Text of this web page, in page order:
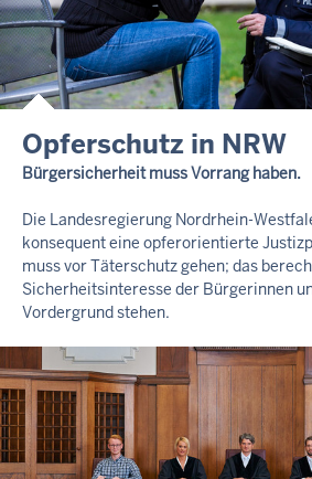
Opferschutz in NRW
Bürgersicherheit muss Vorrang haben.
Die Landesregierung Nordrhein-
konsequent eine opferorientierte
muss vor Täterschutz gehen; das
Sicherheitsinteresse der Bürgerinnen
Vordergrund stehen.